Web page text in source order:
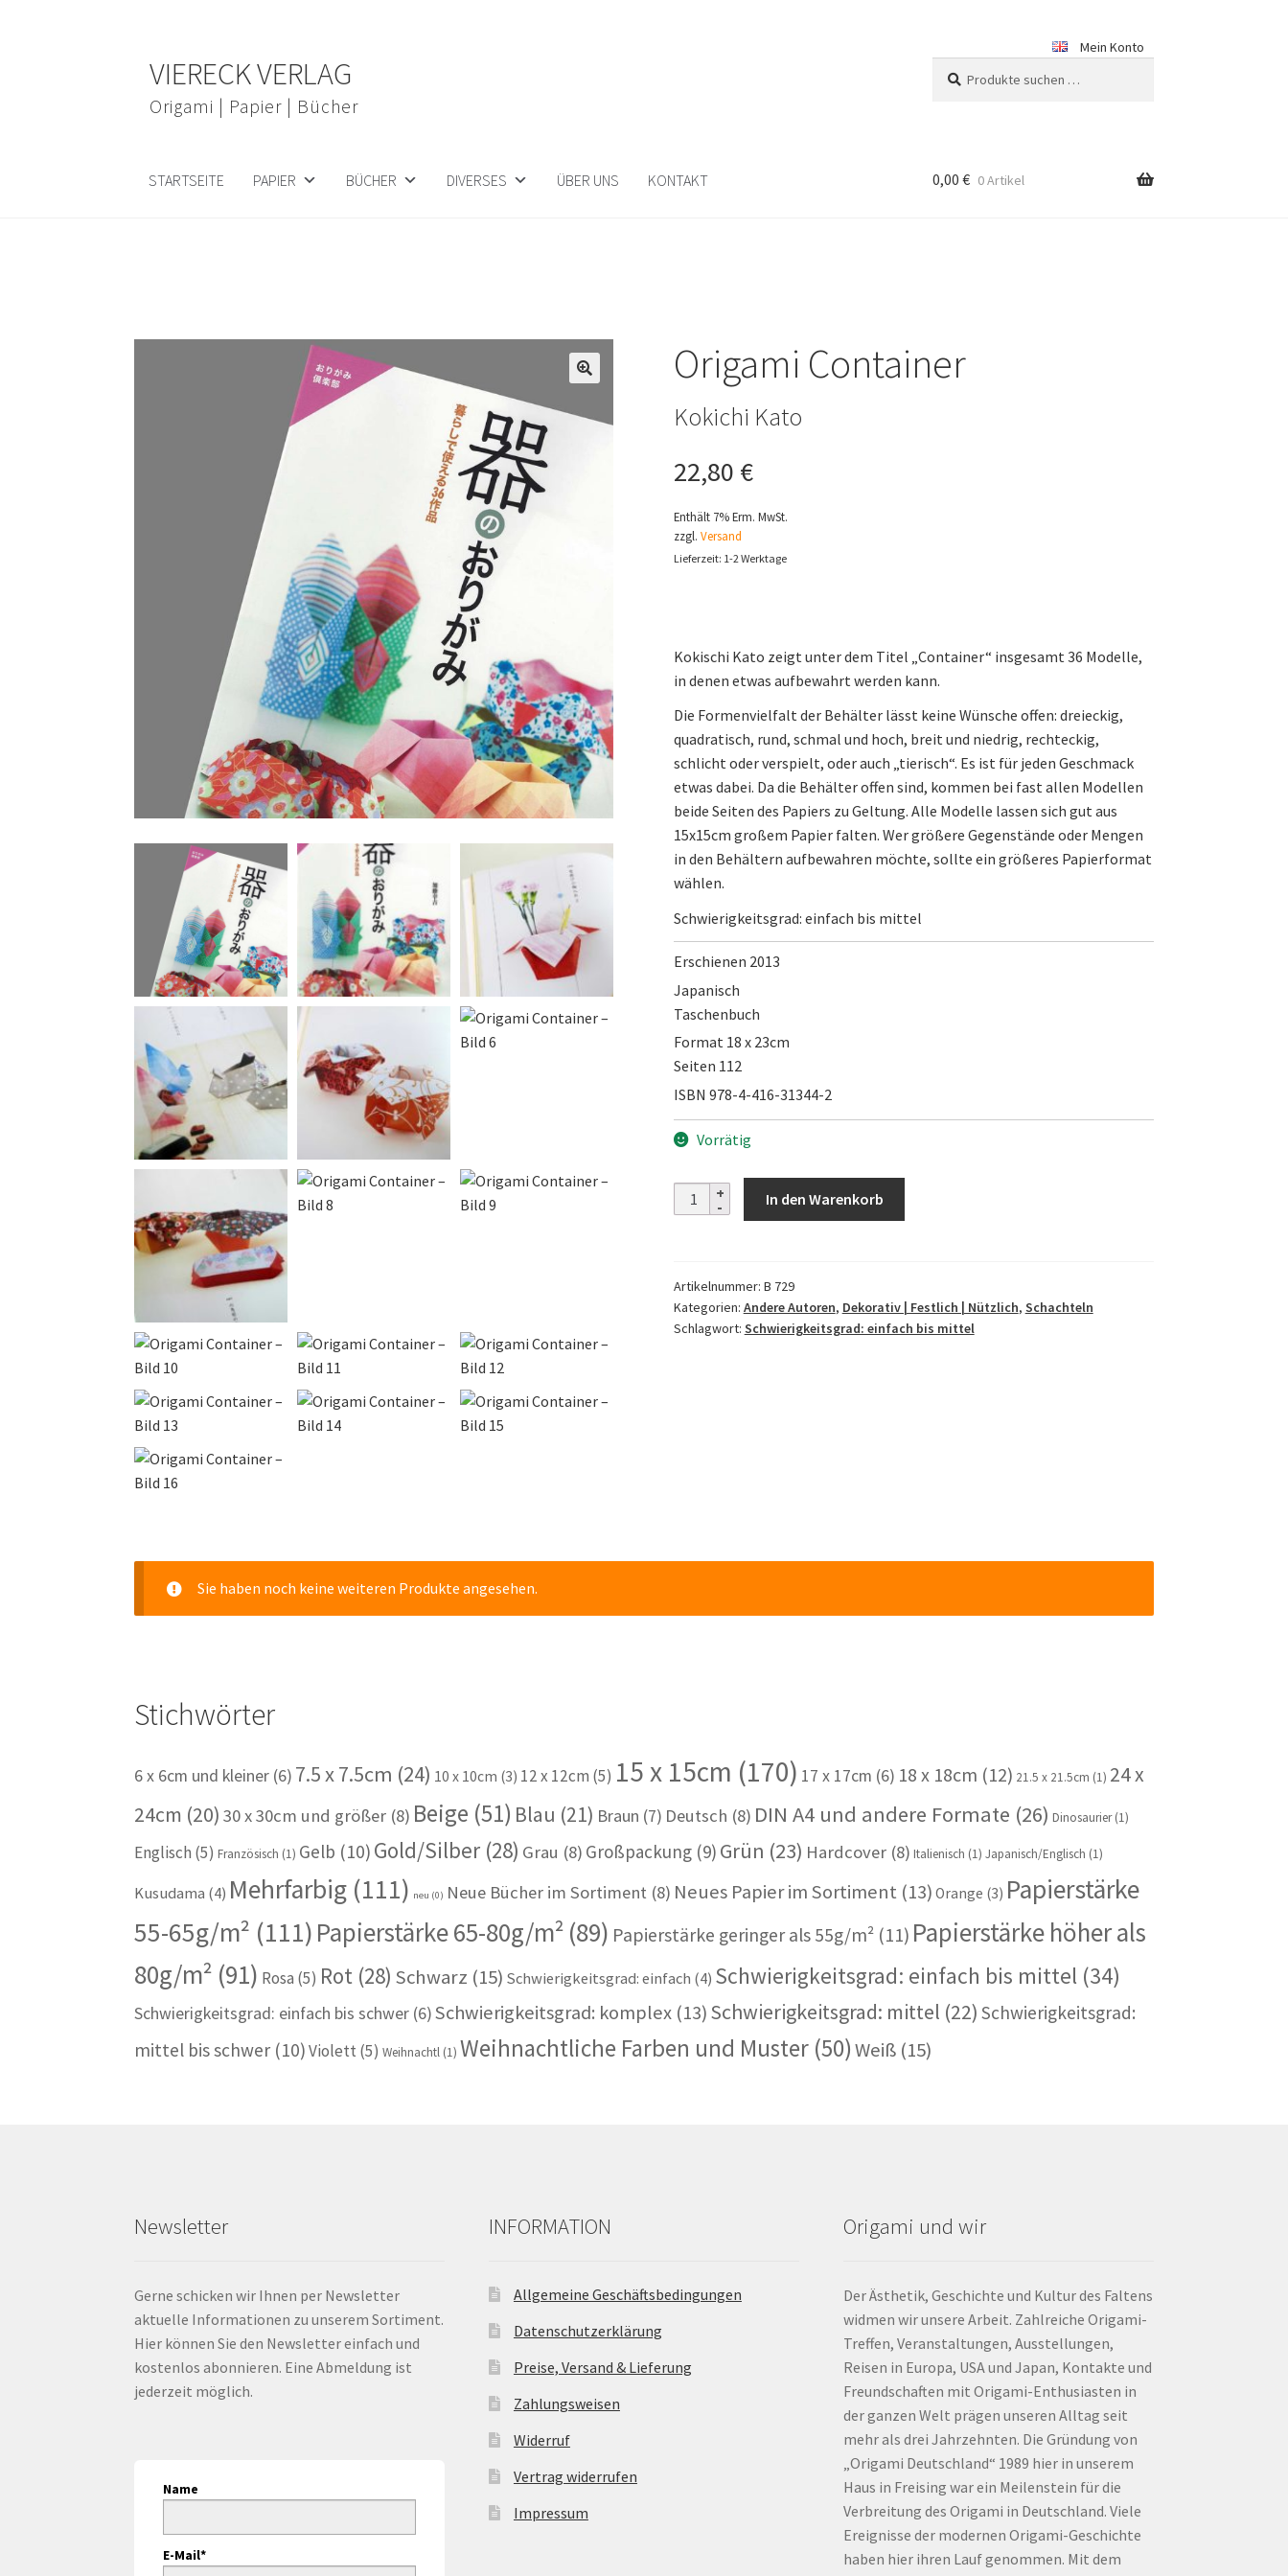
Navigation
springen
Inhalt
springen
VIERECK VERLAG
Origami | Papier | Bücher
Mein Konto
nach:
STARTSEITE PAPIER BÜCHER DIVERSES ÜBER UNS KONTAKT 0,00 € 0 Artikel
Origami Container
Kokichi Kato
22,80 €
Enthält 7% Erm. MwSt.
zzgl. Versand
Lieferzeit: 1-2 Werktage
Kokischi Kato zeigt unter dem Titel „Container“ insgesamt 36 Modelle,
in denen etwas aufbewahrt werden kann.
Die Formenvielfalt der Behälter lässt keine Wünsche offen: dreieckig,
quadratisch, rund, schmal und hoch, breit und niedrig, rechteckig,
schlicht oder verspielt, oder auch „tierisch“. Es ist für jeden Geschmack
etwas dabei. Da die Behälter offen sind, kommen bei fast allen Modellen
beide Seiten des Papiers zu Geltung. Alle Modelle lassen sich gut aus
15x15cm großem Papier falten. Wer größere Gegenstände oder Mengen
in den Behältern aufbewahren möchte, sollte ein größeres Papierformat
wählen.
Schwierigkeitsgrad: einfach bis mittel
Erschienen 2013
Japanisch
Taschenbuch
Format 18 x 23cm
Seiten 112
ISBN 978-4-416-31344-2
Vorrätig
Origami
Container
In den Warenkorb
Artikelnummer: B 729
Kategorien: Andere Autoren, Dekorativ | Festlich | Nützlich, Schachteln
Schlagwort: Schwierigkeitsgrad: einfach bis mittel
Sie haben noch keine weiteren Produkte angesehen.
Stichwörter
6 x 6cm und kleiner (6) 7.5 x 7.5cm (24) 10 x 10cm (3) 12 x 12cm (5) 15 x 15cm (170) 17 x 17cm (6) 18 x 18cm (12) 21.5 x 21.5cm (1) 24 x
24cm (20) 30 x 30cm und größer (8) Beige (51) Blau (21) Braun (7) Deutsch (8) DIN A4 und andere Formate (26) Dinosaurier(1)
Englisch (5) Französisch (1) Gelb (10) Gold/Silber (28) Grau (8) Großpackung (9) Grün (23) Hardcover (8) Italienisch (1) Japanisch/Englisch (1)
Kusudama (4) Mehrfarbig (111) neu (0) Neue Bücher im Sortiment (8) Neues Papier im Sortiment (13) Orange (3) Papierstärke
55-65g/m² (111) Papierstärke 65-80g/m² (89) Papierstärke geringer als 55g/m² (11) Papierstärke höher als
80g/m² (91) Rosa (5) Rot (28) Schwarz (15) Schwierigkeitsgrad: einfach (4) Schwierigkeitsgrad: einfach bis mittel (34)
Schwierigkeitsgrad: einfach bis schwer (6)Schwierigkeitsgrad: komplex (13)Schwierigkeitsgrad: mittel (22) Schwierigkeitsgrad:
mittel bis schwer (10)Violett (5) Weihnachtl (1) Weihnachtliche Farben und Muster (50)Weiß (15)
Newsletter
Gerne schicken wir Ihnen per Newsletter
aktuelle Informationen zu unserem Sortiment.
Hier können Sie den Newsletter einfach und
kostenlos abonnieren. Eine Abmeldung ist
jederzeit möglich.
Name
E-Mail*
INFORMATION
Allgemeine Geschäftsbedingungen
Datenschutzerklärung
Preise, Versand & Lieferung
Zahlungsweisen
Widerruf
Vertrag widerrufen
Impressum
Origami und wir
Der Ästhetik, Geschichte und Kultur des Faltens
widmen wir unsere Arbeit. Zahlreiche Origami-
Treffen, Veranstaltungen, Ausstellungen,
Reisen in Europa, USA und Japan, Kontakte und
Freundschaften mit Origami-Enthusiasten in
der ganzen Welt prägen unseren Alltag seit
mehr als drei Jahrzehnten. Die Gründung von
„Origami Deutschland“ 1989 hier in unserem
Haus in Freising war ein Meilenstein für die
Verbreitung des Origami in Deutschland. Viele
Ereignisse der modernen Origami-Geschichte
haben hier ihren Lauf genommen. Mit dem